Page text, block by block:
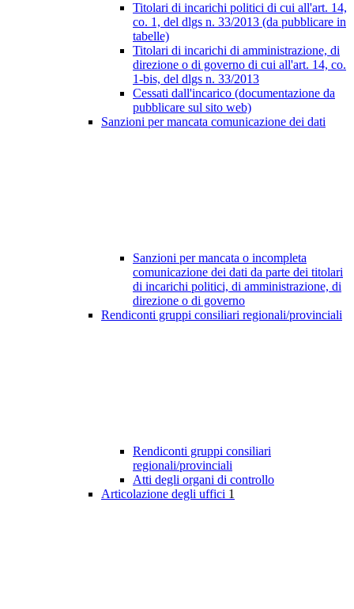
Titolari di incarichi politici di cui all'art. 14,
co. 1, del dlgs n. 33/2013 (da pubblicare in
tabelle)
Titolari di incarichi di amministrazione, di
direzione o di governo di cui all'art. 14, co.
1-bis, del dlgs n. 33/2013
Cessati dall'incarico (documentazione da
pubblicare sul sito web)
Sanzioni per mancata comunicazione dei dati
Sanzioni per mancata o incompleta
comunicazione dei dati da parte dei titolari
di incarichi politici, di amministrazione, di
direzione o di governo
Rendiconti gruppi consiliari regionali/provinciali
Rendiconti gruppi consiliari
regionali/provinciali
Atti degli organi di controllo
Articolazione degli uffici 1